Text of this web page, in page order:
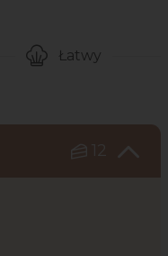
Łatwy
12